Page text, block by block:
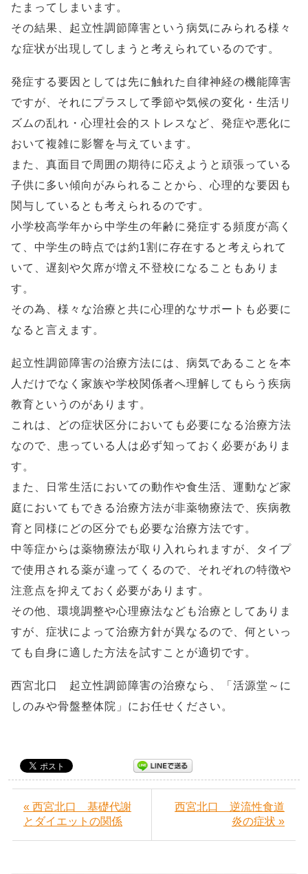
たまってしまいます。
その結果、起立性調節障害という病気にみられる様々
な症状が出現してしまうと考えられているのです。
発症する要因としては先に触れた自律神経の機能障害
ですが、それにプラスして季節や気候の変化・生活リ
ズムの乱れ・心理社会的ストレスなど、発症や悪化に
おいて複雑に影響を与えています。
また、真面目で周囲の期待に応えようと頑張っている
子供に多い傾向がみられることから、心理的な要因も
関与しているとも考えられるのです。
小学校高学年から中学生の年齢に発症する頻度が高く
て、中学生の時点では約1割に存在すると考えられて
いて、遅刻や欠席が増え不登校になることもありま
す。
その為、様々な治療と共に心理的なサポートも必要に
なると言えます。
起立性調節障害の治療方法には、病気であることを本
人だけでなく家族や学校関係者へ理解してもらう疾病
教育というのがあります。
これは、どの症状区分においても必要になる治療方法
なので、患っている人は必ず知っておく必要がありま
す。
また、日常生活においての動作や食生活、運動など家
庭においてもできる治療方法が非薬物療法で、疾病教
育と同様にどの区分でも必要な治療方法です。
中等症からは薬物療法が取り入れられますが、タイプ
で使用される薬が違ってくるので、それぞれの特徴や
注意点を抑えておく必要があります。
その他、環境調整や心理療法なども治療としてありま
すが、症状によって治療方針が異なるので、何といっ
ても自身に適した方法を試すことが適切です。
西宮北口 起立性調節障害の治療なら、「活源堂～に
しのみや骨盤整体院」にお任せください。
« 西宮北口 基礎代謝
とダイエットの関係
西宮北口 逆流性食道
炎の症状 »